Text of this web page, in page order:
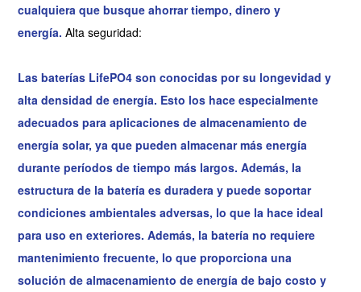
cualquiera que busque ahorrar tiempo, dinero y
energía. Alta seguridad:
Las baterías LifePO4 son conocidas por su longevidad y
alta densidad de energía. Esto los hace especialmente
adecuados para aplicaciones de almacenamiento de
energía solar, ya que pueden almacenar más energía
durante períodos de tiempo más largos. Además, la
estructura de la batería es duradera y puede soportar
condiciones ambientales adversas, lo que la hace ideal
para uso en exteriores. Además, la batería no requiere
mantenimiento frecuente, lo que proporciona una
solución de almacenamiento de energía de bajo costo y